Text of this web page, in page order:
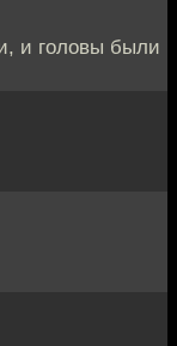
и головы были